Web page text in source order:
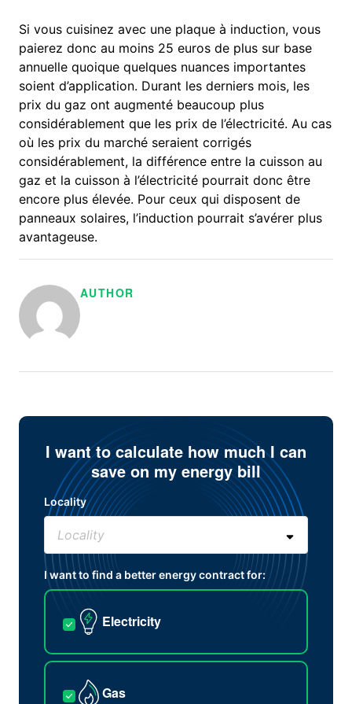
Si vous cuisinez avec une plaque à induction, vous
paierez donc au moins 25 euros de plus sur base
annuelle quoique quelques nuances importantes
soient d’application. Durant les derniers mois, les
prix du gaz ont augmenté beaucoup plus
considérablement que les prix de l’électricité. Au cas
où les prix du marché seraient corrigés
considérablement, la différence entre la cuisson au
gaz et la cuisson à l’électricité pourrait donc être
encore plus élevée. Pour ceux qui disposent de
panneaux solaires, l’induction pourrait s’avérer plus
avantageuse.
AUTHOR
I want to calculate how much I can
save on my energy bill
Locality
I want to find a better energy contract for:
Electricity
Gas